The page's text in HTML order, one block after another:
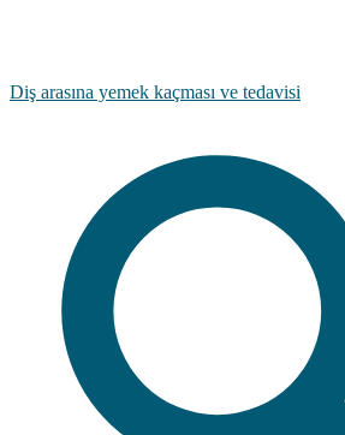
Diş arasına yemek kaçması ve tedavisi